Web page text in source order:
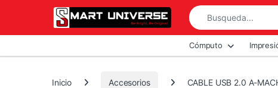
Skip to navigation
Skip to content Search for:
Cómputo
Inicio Accesorios CABLE USB 2.0 A-